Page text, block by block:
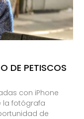
DE PETISCOS
con iPhone
la fotógrafa
de